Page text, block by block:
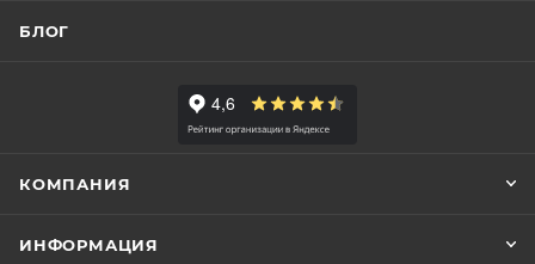
БЛОГ
КОМПАНИЯ
ИНФОРМАЦИЯ